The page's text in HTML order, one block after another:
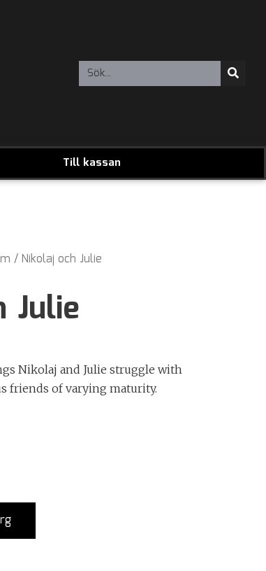
Till kassan
/ Nikolaj och Julie
Julie
Nikolaj and Julie struggle with
friends of varying maturity.